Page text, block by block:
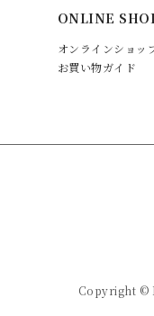
ONLINE
オンラインショッ
お買い物ガイド
Copyright ©